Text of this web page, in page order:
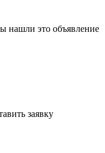
нашли это объявление
заявку